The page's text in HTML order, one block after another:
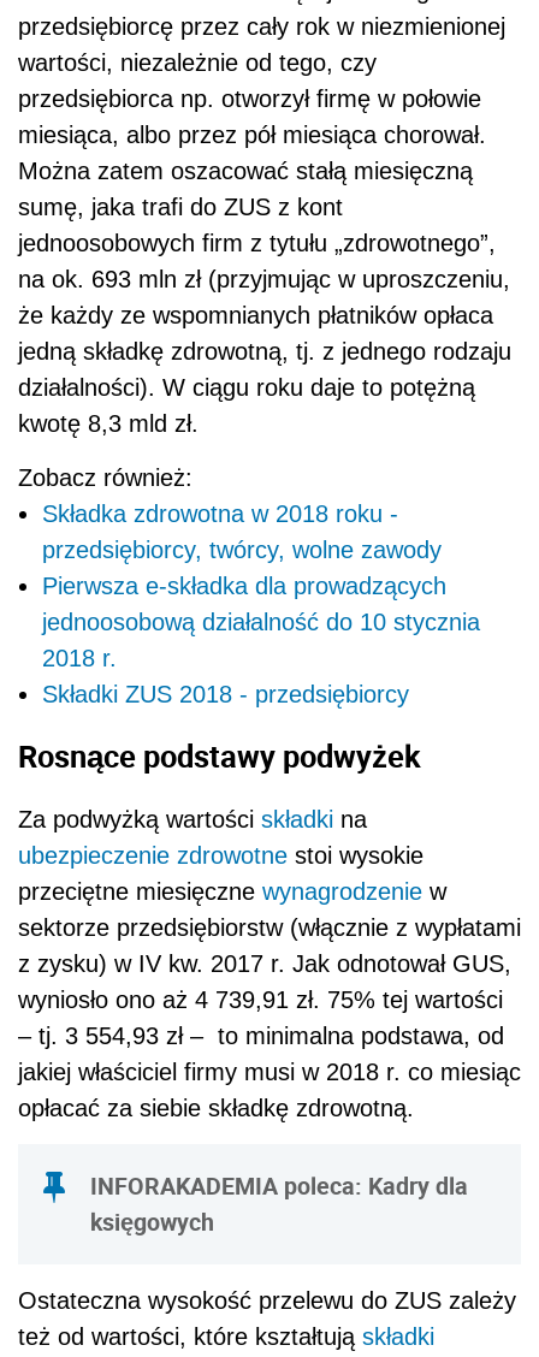
przedsiębiorcę przez cały rok w niezmienionej
wartości, niezależnie od tego, czy
przedsiębiorca np. otworzył firmę w połowie
miesiąca, albo przez pół miesiąca chorował.
Można zatem oszacować stałą miesięczną
sumę, jaka trafi do ZUS z kont
jednoosobowych firm z tytułu „zdrowotnego”,
na ok. 693 mln zł (przyjmując w uproszczeniu,
że każdy ze wspomnianych płatników opłaca
jedną składkę zdrowotną, tj. z jednego rodzaju
działalności). W ciągu roku daje to potężną
kwotę 8,3 mld zł.
Zobacz również:
Składka zdrowotna w 2018 roku -
przedsiębiorcy, twórcy, wolne zawody
Pierwsza e-składka dla prowadzących
jednoosobową działalność do 10 stycznia
2018 r.
Składki ZUS 2018 - przedsiębiorcy
Rosnące podstawy podwyżek
Za podwyżką wartości składki na
ubezpieczenie zdrowotne stoi wysokie
przeciętne miesięczne wynagrodzenie w
sektorze przedsiębiorstw (włącznie z wypłatami
z zysku) w IV kw. 2017 r. Jak odnotował GUS,
wyniosło ono aż 4 739,91 zł. 75% tej wartości
– tj. 3 554,93 zł – to minimalna podstawa, od
jakiej właściciel firmy musi w 2018 r. co miesiąc
opłacać za siebie składkę zdrowotną.
INFORAKADEMIA poleca: Kadry dla
księgowych
Ostateczna wysokość przelewu do ZUS zależy
też od wartości, które kształtują składki